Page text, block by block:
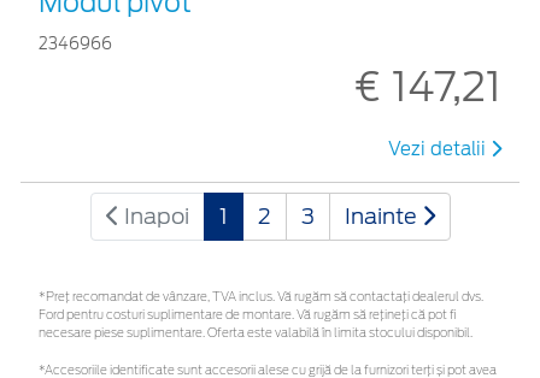
2346966
€ 147,21
Vezi detalii
Inapoi 1 2 3 Inainte
*Preţ recomandat de vânzare, TVA inclus. Vă rugăm să contactaţi dealerul dvs.
Ford pentru costuri suplimentare de montare. Vă rugăm să rețineți că pot fi
necesare piese suplimentare. Oferta este valabilă în limita stocului disponibil.
*Accesoriile identificate sunt accesorii alese cu grijă de la furnizori terți și pot avea